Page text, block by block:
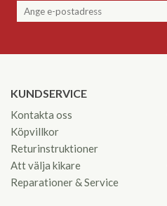
KUNDSERVICE
Kontakta oss
Köpvillkor
Returinstruktioner
Att välja kikare
Reparationer & Service